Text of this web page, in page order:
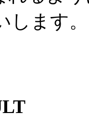
します。